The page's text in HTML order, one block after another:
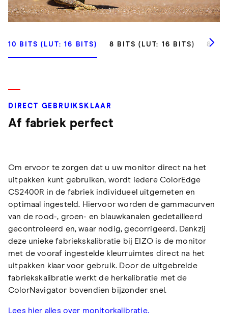
10 BITS (LUT: 16 BITS) 8 BITS (LUT: 16 BITS) 8
DIRECT GEBRUIKSKLAAR
Af fabriek perfect
Om ervoor te zorgen dat u uw monitor direct na het
uitpakken kunt gebruiken, wordt iedere ColorEdge
CS2400R in de fabriek individueel uitgemeten en
optimaal ingesteld. Hiervoor worden de gammacurven
van de rood-, groen- en blauwkanalen gedetailleerd
gecontroleerd en, waar nodig, gecorrigeerd. Dankzij
deze unieke fabriekskalibratie bij EIZO is de monitor
met de vooraf ingestelde kleurruimtes direct na het
uitpakken klaar voor gebruik. Door de uitgebreide
fabriekskalibratie werkt de herkalibratie met de
ColorNavigator bovendien bijzonder snel.
Lees hier alles over monitorkalibratie.